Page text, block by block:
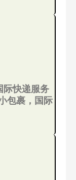
际快递服务
包裹，国际